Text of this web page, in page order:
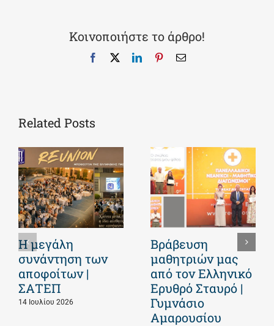
Κοινοποιήστε το άρθρο!
Facebook LinkedInPinterestEmail
Related Posts
Η μεγάλη
συνάντηση των
αποφοίτων |
ΣΑΤΕΠ
14 Ιουλίου 2026
Βράβευση
μαθητριών μας
από τον Ελληνικό
Ερυθρό Σταυρό |
Γυμνάσιο
Αμαρουσίου